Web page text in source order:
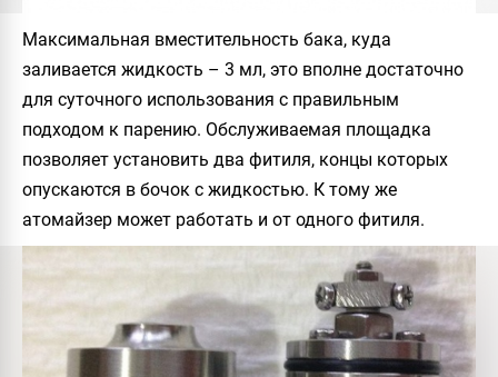
Максимальная вместительность бака, куда
заливается жидкость – 3 мл, это вполне достаточно
для суточного использования с правильным
подходом к парению. Обслуживаемая площадка
позволяет установить два фитиля, концы которых
опускаются в бочок с жидкостью. К тому же
атомайзер может работать и от одного фитиля.